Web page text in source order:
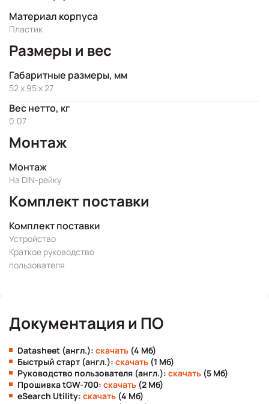
Материал корпуса
Пластик
Размеры и вес
Габаритные размеры, мм
52 x 95 x 27
Вес нетто, кг
0.07
Монтаж
Монтаж
На DIN-рейку
Комплект поставки
Комплект поставки
Устройство
Краткое руководство
пользователя
Документация и ПО
Datasheet (англ.): скачать (4 Мб)
Быстрый старт (англ.): скачать (1 Мб)
Руководство пользователя (англ.): скачать (5 Мб)
Прошивка tGW-700: скачать (2 Мб)
eSearch Utility: скачать (4 Мб)